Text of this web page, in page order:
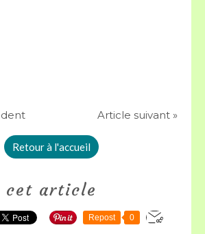
Article suivant »
Retour à l'accueil
cet article
Repost 0